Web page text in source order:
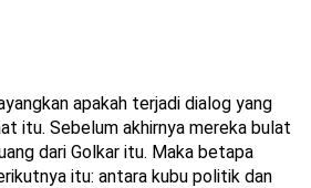
apakah terjadi dialog yang
itu. Sebelum akhirnya mereka bulat
dari Golkar itu. Maka betapa
itu: antara kubu politik dan